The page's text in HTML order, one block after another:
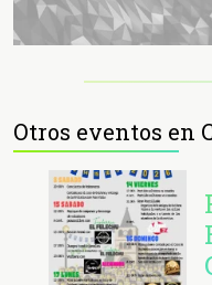
Otros eventos en